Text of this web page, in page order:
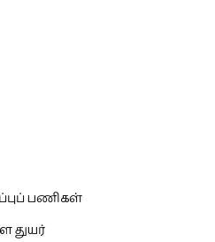
பணிகள்
துயர்